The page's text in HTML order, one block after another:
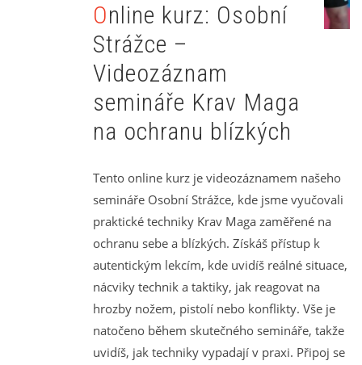
Online kurz: Osobní
Strážce –
Videozáznam
semináře Krav Maga
na ochranu blízkých
Tento online kurz je videozáznamem našeho
semináře Osobní Strážce, kde jsme vyučovali
praktické techniky Krav Maga zaměřené na
ochranu sebe a blízkých. Získáš přístup k
autentickým lekcím, kde uvidíš reálné situace,
nácviky technik a taktiky, jak reagovat na
hrozby nožem, pistolí nebo konflikty. Vše je
natočeno během skutečného semináře, takže
uvidíš, jak techniky vypadají v praxi. Připoj se